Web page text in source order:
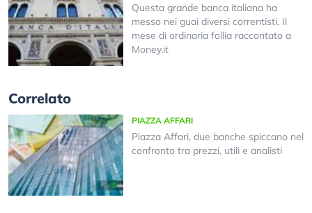
Questa grande banca italiana ha
messo nei guai diversi correntisti. Il
mese di ordinaria follia raccontato a
Money.it
Correlato
PIAZZA AFFARI
Piazza Affari, due banche spiccano nel
confronto tra prezzi, utili e analisti